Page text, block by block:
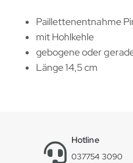
Paillettenentnahme
mit Hohlkehle
gebogene oder
Länge 14,5 cm
Hotline
037754 3090